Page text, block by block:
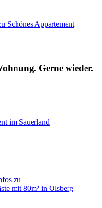
Schönes Appartement
Gerne wieder.
im Sauerland
zu
mit 80m² in Olsberg